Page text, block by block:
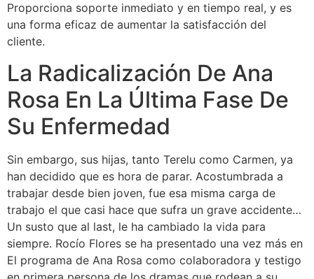
Proporciona soporte inmediato y en tiempo real, y es
una forma eficaz de aumentar la satisfacción del
cliente.
La Radicalización De Ana
Rosa En La Última Fase De
Su Enfermedad
Sin embargo, sus hijas, tanto Terelu como Carmen, ya
han decidido que es hora de parar. Acostumbrada a
trabajar desde bien joven, fue esa misma carga de
trabajo el que casi hace que sufra un grave accidente…
Un susto que al last, le ha cambiado la vida para
siempre. Rocío Flores se ha presentado una vez más en
El programa de Ana Rosa como colaboradora y testigo